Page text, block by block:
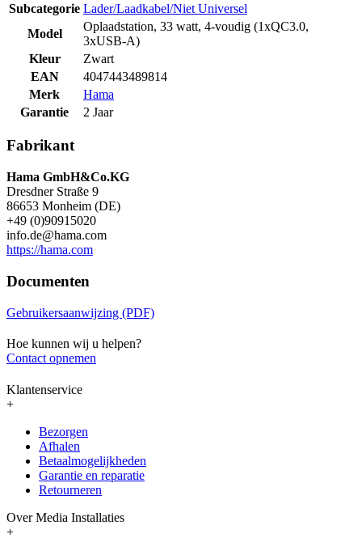
Subcategorie Lader/Laadkabel/Niet Universel
Model
Oplaadstation, 33 watt, 4-voudig (1xQC3.0,
3xUSB-A)
Kleur
Zwart
EAN
4047443489814
Merk
Hama
Garantie
2 Jaar
Fabrikant
Hama GmbH&Co.KG
Dresdner Straße 9
86653 Monheim (DE)
+49 (0)90915020
info.de@hama.com
https://hama.com
Documenten
Gebruikersaanwijzing (PDF)
Hoe kunnen wij u helpen?
Contact opnemen
Klantenservice
+
Bezorgen
Afhalen
Betaalmogelijkheden
Garantie en reparatie
Retourneren
Over Media Installaties
+